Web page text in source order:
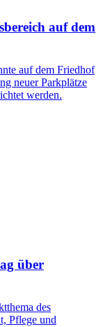
auf dem
auf dem Friedhof
neuer Parkplätze
werden.
über
des
Pflege und